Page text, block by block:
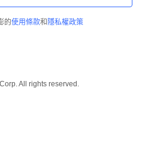
的使用條款和 隱私權政策
All rights reserved.